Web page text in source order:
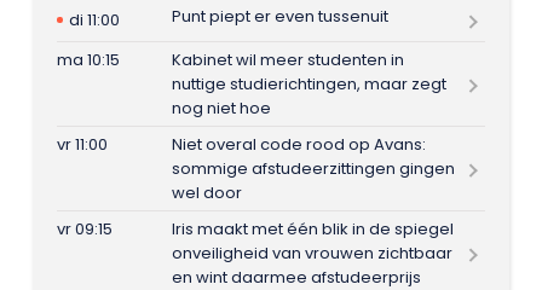
di 11:00
Punt piept er even tussenuit
ma 10:15
Kabinet wil meer studenten in
nuttige studierichtingen, maar zegt
nog niet hoe
vr 11:00
Niet overal code rood op Avans:
sommige afstudeerzittingen gingen
wel door
vr 09:15
Iris maakt met één blik in de spiegel
onveiligheid van vrouwen zichtbaar
en wint daarmee afstudeerprijs